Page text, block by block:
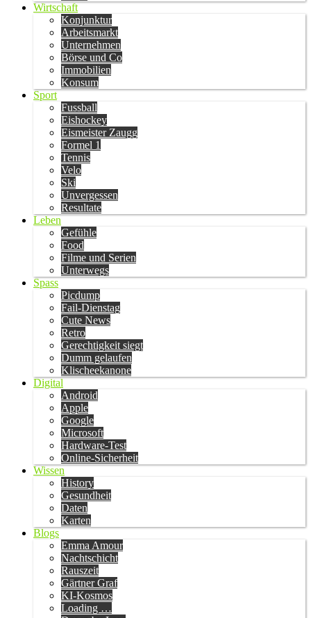
Wirtschaft
Konjunktur
Arbeitsmarkt
Unternehmen
Börse und Co
Immobilien
Konsum
Sport
Fussball
Eishockey
Eismeister Zaugg
Formel 1
Tennis
Velo
Ski
Unvergessen
Resultate
Leben
Gefühle
Food
Filme und Serien
Unterwegs
Spass
Picdump
Fail-Dienstag
Cute News
Retro
Gerechtigkeit siegt
Dumm gelaufen
Klischeekanone
Digital
Android
Apple
Google
Microsoft
Hardware-Test
Online-Sicherheit
Wissen
History
Gesundheit
Daten
Karten
Blogs
Emma Amour
Nachtschicht
Rauszeit
Gärtner Graf
KI-Kosmos
Loading …